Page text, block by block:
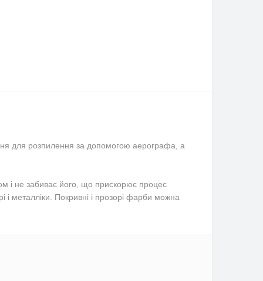
для розпилення за допомогою аерографа, а
і не забиває його, що прискорює процес
металліки. Покривні і прозорі фарби можна